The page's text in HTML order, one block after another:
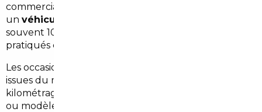
commerciale, un acheteur d'Arnouville qui cherche
un véhicule récent entre 20 000 et 50 000 €
souvent 10 à 20 % de trop par rapport aux prix
pratiqués en Europe centrale ou nordique.
Les occasions proposées localement sont souvent
issues du même stock régional : voitures parisiennes à
kilométrage élevé, historique d'entretien incomplet,
ou modèles mal adaptés aux besoins réels des